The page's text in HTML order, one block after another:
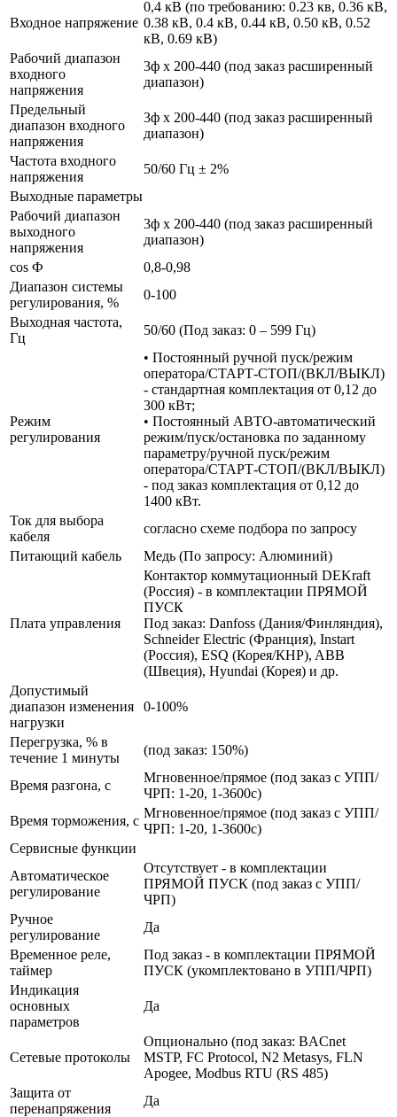
Входное напряжение
0,4 кВ (по требованию: 0.23 кв, 0.36 кВ,
0.38 кВ, 0.4 кВ, 0.44 кВ, 0.50 кВ, 0.52
кВ, 0.69 кВ)
Рабочий диапазон
входного
напряжения
3ф х 200-440 (под заказ расширенный
диапазон)
Предельный
диапазон входного
напряжения
3ф х 200-440 (под заказ расширенный
диапазон)
Частота входного
напряжения
50/60 Гц ± 2%
Выходные параметры
Рабочий диапазон
выходного
напряжения
3ф х 200-440 (под заказ расширенный
диапазон)
cos Ф
0,8-0,98
Диапазон системы
регулирования, %
0-100
Выходная частота,
Гц
50/60 (Под заказ: 0 – 599 Гц)
Режим
регулирования
• Постоянный ручной пуск/режим
оператора/СТАРТ-СТОП/(ВКЛ/ВЫКЛ)
- стандартная комплектация от 0,12 до
300 кВт;
• Постоянный АВТО-автоматический
режим/пуск/остановка по заданному
параметру/ручной пуск/режим
оператора/СТАРТ-СТОП/(ВКЛ/ВЫКЛ)
- под заказ комплектация от 0,12 до
1400 кВт.
Ток для выбора
кабеля
согласно схеме подбора по запросу
Питающий кабель
Медь (По запросу: Алюминий)
Плата управления
Контактор коммутационный DEKraft
(Россия) - в комплектации ПРЯМОЙ
ПУСК
Под заказ: Danfoss (Дания/Финляндия),
Schneider Electric (Франция), Instart
(Россия), ESQ (Корея/КНР), ABB
(Швеция), Hyundai (Корея) и др.
Допустимый
диапазон изменения
нагрузки
0-100%
Перегрузка, % в
течение 1 минуты
(под заказ: 150%)
Время разгона, с
Мгновенное/прямое (под заказ с УПП/
ЧРП: 1-20, 1-3600с)
Время торможения, с
Мгновенное/прямое (под заказ с УПП/
ЧРП: 1-20, 1-3600с)
Сервисные функции
Автоматическое
регулирование
Отсутствует - в комплектации
ПРЯМОЙ ПУСК (под заказ с УПП/
ЧРП)
Ручное
регулирование
Да
Временное реле,
таймер
Под заказ - в комплектации ПРЯМОЙ
ПУСК (укомплектовано в УПП/ЧРП)
Индикация
основных
параметров
Да
Сетевые протоколы
Опционально (под заказ: BACnet
MSTP, FC Protocol, N2 Metasys, FLN
Apogee, Modbus RTU (RS 485)
Защита от
перенапряжения
Да